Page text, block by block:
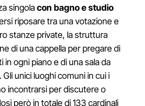
singolacon bagno e studio
riposare tra una votazione e
stanze private, la struttura
di una cappella per pregare di
in ogni piano e di una sala da
unici luoghi comuni in cui i
incontrarsi per discutere o
però in totale di 133 cardinali